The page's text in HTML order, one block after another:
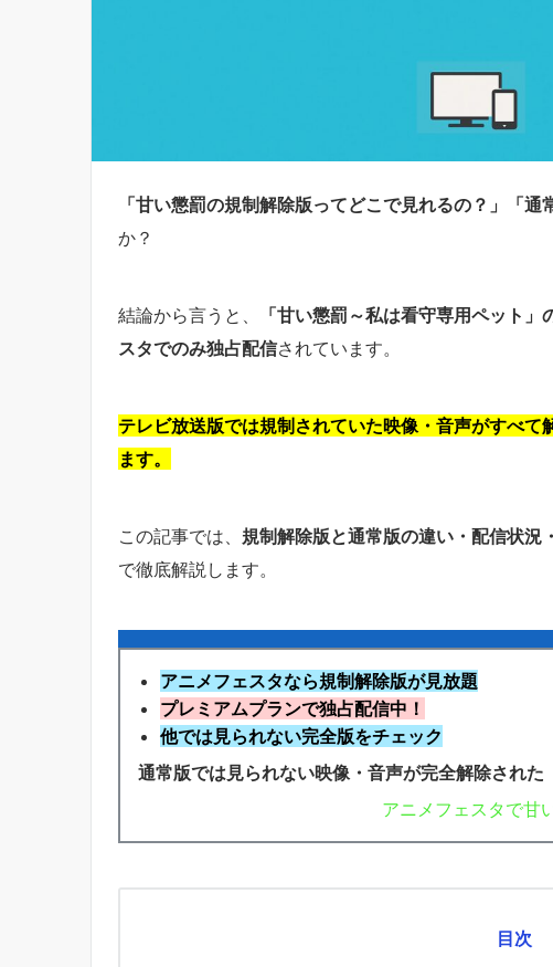
「甘い懲罰の規制解除版ってどこで見れるの？」「通
か？
結論から言うと、
「甘い懲罰～私は看守専用ペット
スタでのみ独占配信されています。
テレビ放送版では規制されていた映像・音声がすべ
ます。
この記事では、 規制解除版と通常版の違い・配信状況
で徹底解説します。
アニメフェスタなら規制解除版が見放題
プレミアムプランで独占配信中！
他では見られない完全版をチェック
通常版では見られない映像・音声が完全解除された
アニメフェスタで甘
目次